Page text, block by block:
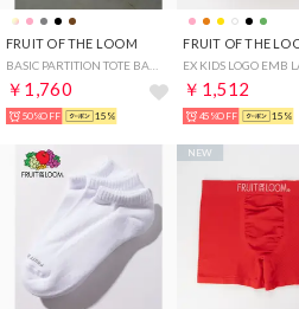
FRUIT OF THE LOOM
￥1,760
50%OFF 15%
FRUIT OF THE
￥1,512
45%OFF 15%
NEW